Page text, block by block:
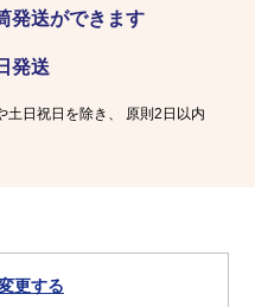
明
イント
資料請求
発送ができます
発送
日祝日を除き、
原則2日以内
更する